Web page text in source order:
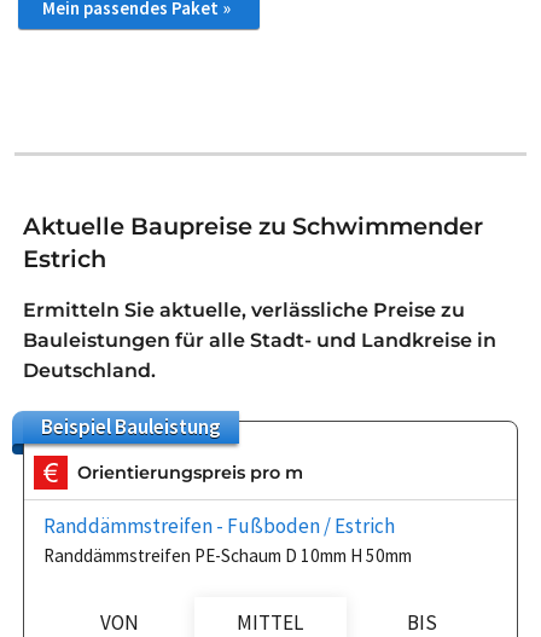
Mein passendes Paket »
Aktuelle Baupreise zu Schwimmender
Estrich
Ermitteln Sie aktuelle, verlässliche Preise zu
Bauleistungen für alle Stadt- und Landkreise in
Deutschland.
BeispielBauleistung
Orientierungspreis pro m
Randdämmstreifen - Fußboden / Estrich
Randdämmstreifen PE-Schaum D 10mm H 50mm
VON MITTEL BIS